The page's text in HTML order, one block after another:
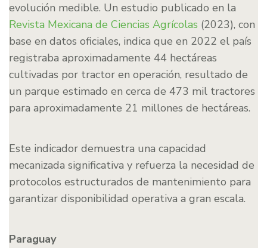
evolución medible. Un estudio publicado en la
Revista Mexicana de Ciencias Agrícolas (2023), con
base en datos oficiales, indica que en 2022 el país
registraba aproximadamente 44 hectáreas
cultivadas por tractor en operación, resultado de
un parque estimado en cerca de 473 mil tractores
para aproximadamente 21 millones de hectáreas.
Este indicador demuestra una capacidad
mecanizada significativa y refuerza la necesidad de
protocolos estructurados de mantenimiento para
garantizar disponibilidad operativa a gran escala.
Paraguay